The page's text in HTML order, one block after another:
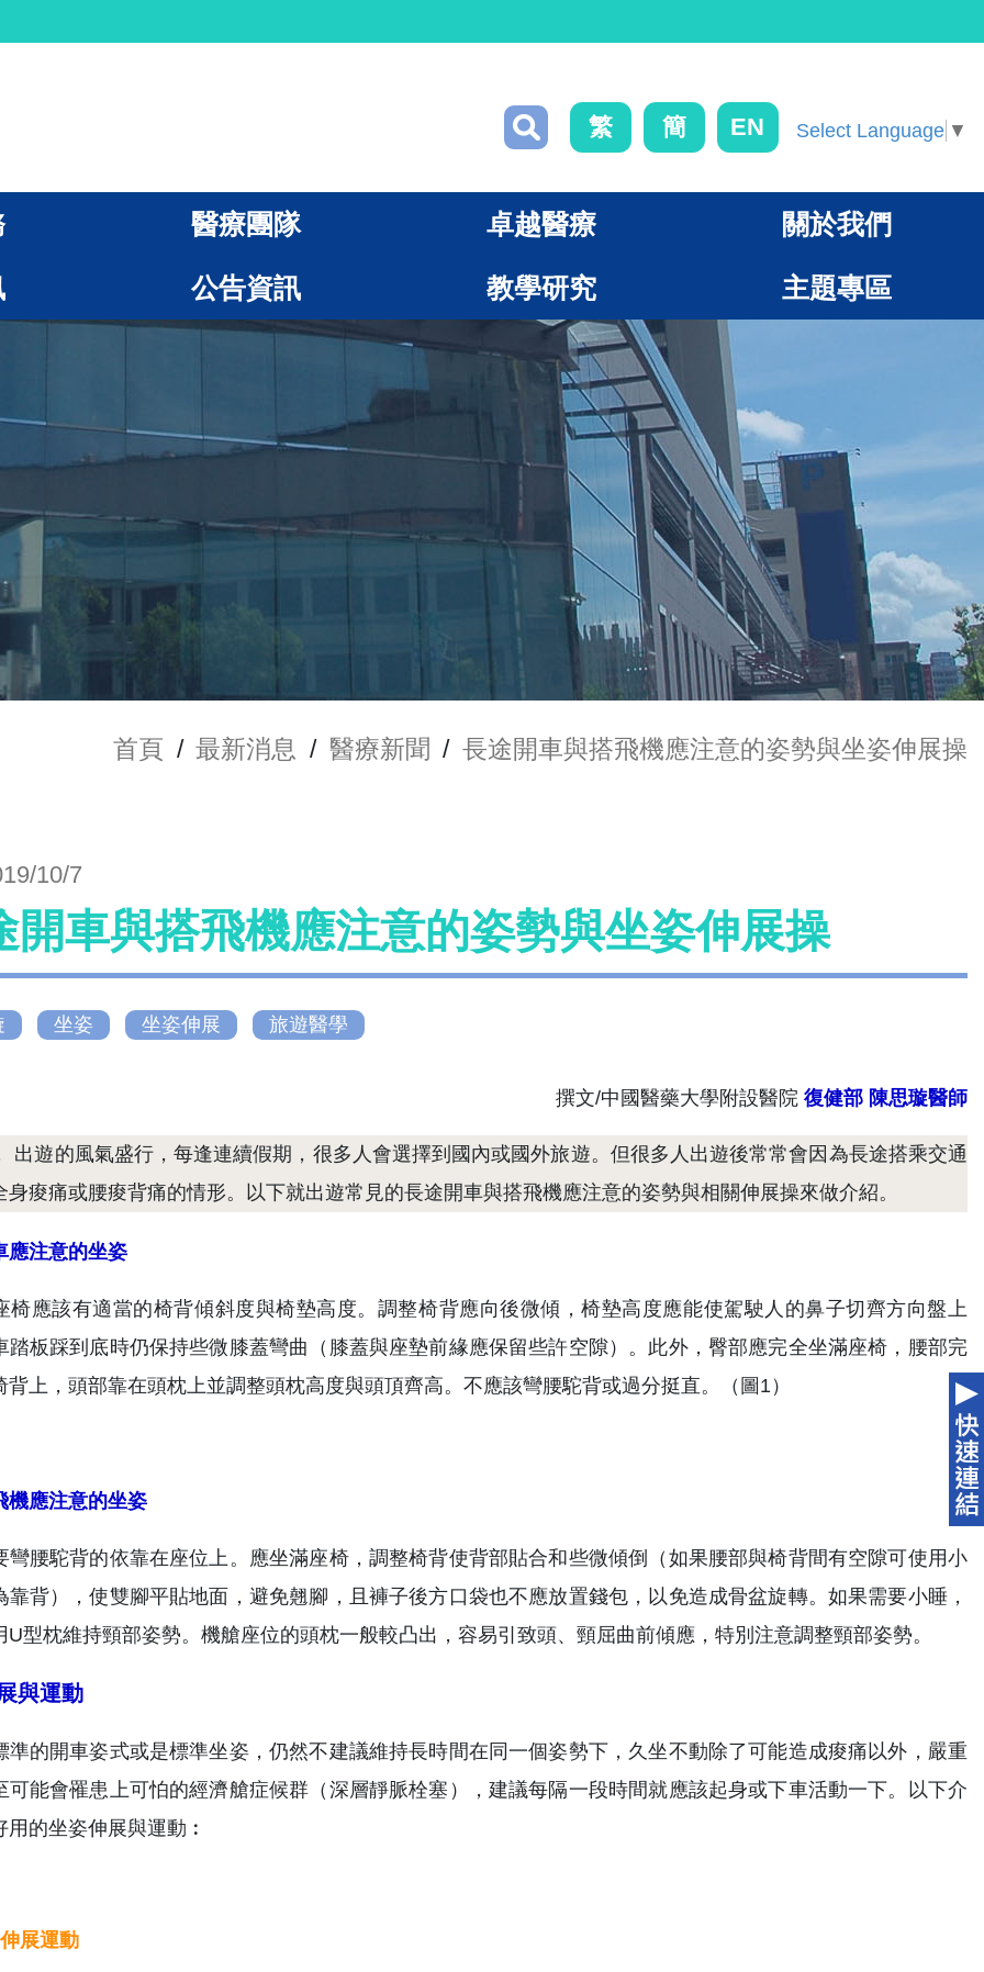
繁 簡 EN Select Language ▼
醫療團隊 卓越醫療 關於我們
公告資訊 教學研究 主題專區
首頁 / 最新消息 / 醫療新聞 / 長途開車與搭飛機應注意的姿勢與坐姿伸展操
10/7
開車與搭飛機應注意的姿勢與坐姿伸展操
坐姿 坐姿伸展 旅遊醫學
撰文/中國醫藥大學附設醫院 復健部 陳思璇醫師
出遊的風氣盛行，每逢連續假期，很多人會選擇到國內或國外旅遊。但很多人出遊後常常會因為長途搭乘交通
身痠痛或腰痠背痛的情形。以下就出遊常見的長途開車與搭飛機應注意的姿勢與相關伸展操來做介紹。
應注意的坐姿
椅應該有適當的椅背傾斜度與椅墊高度。調整椅背應向後微傾，椅墊高度應能使駕駛人的鼻子切齊方向盤上
踏板踩到底時仍保持些微膝蓋彎曲（膝蓋與座墊前緣應保留些許空隙）。此外，臀部應完全坐滿座椅，腰部完
背上，頭部靠在頭枕上並調整頭枕高度與頭頂齊高。不應該彎腰駝背或過分挺直。（圖1）
機應注意的坐姿
彎腰駝背的依靠在座位上。應坐滿座椅，調整椅背使背部貼合和些微傾倒（如果腰部與椅背間有空隙可使用小
靠背），使雙腳平貼地面，避免翹腳，且褲子後方口袋也不應放置錢包，以免造成骨盆旋轉。如果需要小睡，
U型枕維持頸部姿勢。機艙座位的頭枕一般較凸出，容易引致頭、頸屈曲前傾應，特別注意調整頸部姿勢。
與運動
準的開車姿式或是標準坐姿，仍然不建議維持長時間在同一個姿勢下，久坐不動除了可能造成痠痛以外，嚴重
可能會罹患上可怕的經濟艙症候群（深層靜脈栓塞），建議每隔一段時間就應該起身或下車活動一下。以下介
用的坐姿伸展與運動︰
展運動